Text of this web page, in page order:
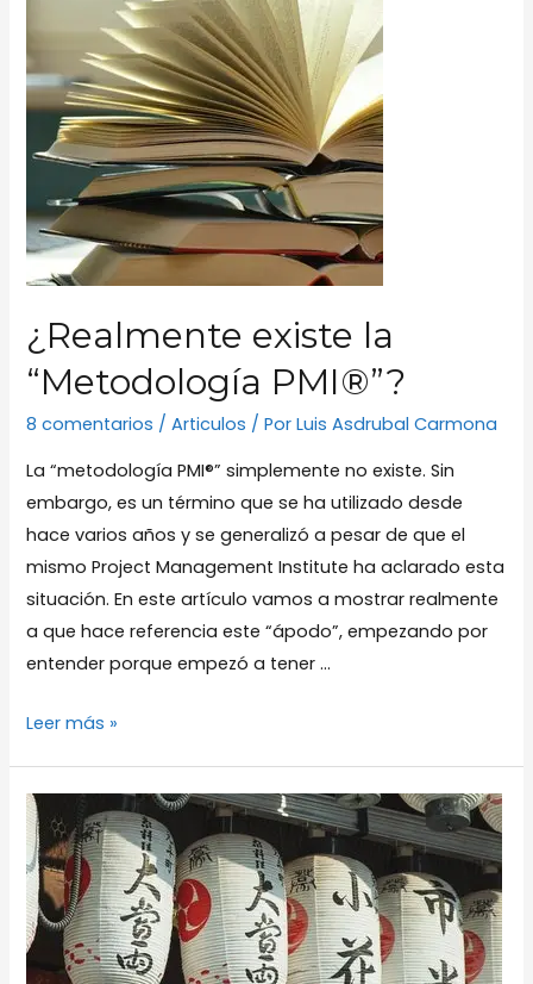
esta
misma
semana
¿Realmente existe la
“Metodología PMI®”?
8 comentarios /Articulos / PorLuis Asdrubal Carmona
La “metodología PMI®” simplemente no existe. Sin
embargo, es un término que se ha utilizado desde
hace varios años y se generalizó a pesar de que el
mismo Project Management Institute ha aclarado esta
situación. En este artículo vamos a mostrar realmente
a que hace referencia este “ápodo”, empezando por
entender porque empezó a tener …
¿Realmente
“Metodología
PMI®”?
Leer más »